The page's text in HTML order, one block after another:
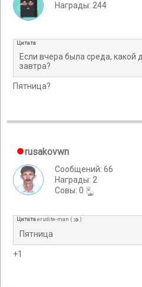
Награды: 244
Цитата
Если вчера была среда, какой
завтра?
Пятница?
rusakovwn
Сообщений: 66
Награды: 2
Cовы: 0
Цитатаerudite-man ( )
Пятница
+1